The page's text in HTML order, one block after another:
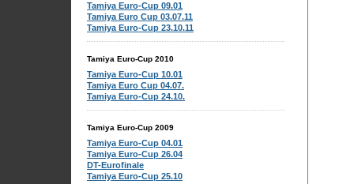
Tamiya Euro-Cup 09.01
Tamiya Euro Cup 03.07.11
Tamiya Euro-Cup 23.10.11
Tamiya Euro-Cup 2010
Tamiya Euro-Cup 10.01
Tamiya Euro Cup 04.07.
Tamiya Euro-Cup 24.10.
Tamiya Euro-Cup 2009
Tamiya Euro-Cup 04.01
Tamiya Euro-Cup 26.04
DT-Eurofinale
Tamiya Euro-Cup 25.10